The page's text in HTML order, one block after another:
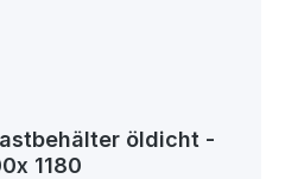
öldicht -
Beispiel: 1200x 1000x 1180